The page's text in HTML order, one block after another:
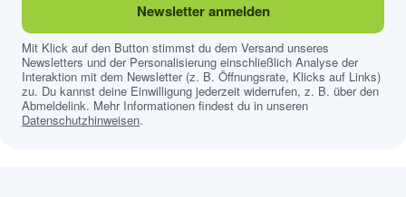
Newsletter anmelden
Mit Klick auf den Button stimmst du dem Versand unseres
Newsletters und der Personalisierung einschließlich Analyse der
Interaktion mit dem Newsletter (z. B. Öffnungsrate, Klicks auf Links)
zu. Du kannst deine Einwilligung jederzeit widerrufen, z. B. über den
Abmeldelink. Mehr Informationen findest du in unseren
Datenschutzhinweisen.